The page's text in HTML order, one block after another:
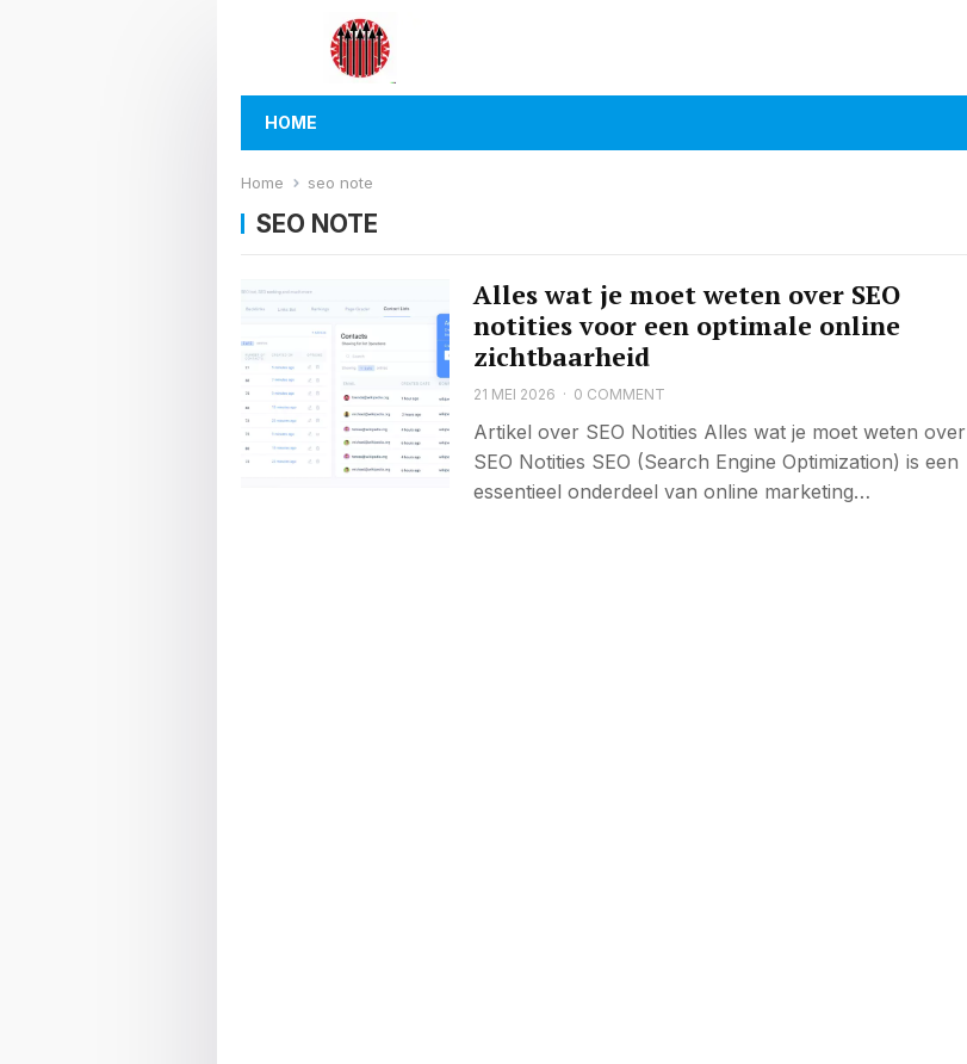
HOME
Home seo note
SEO NOTE
Alles wat je moet weten over SEO
notities voor een optimale online
zichtbaarheid
21 MEI 2026 · 0 COMMENT
Artikel over SEO Notities Alles wat je moet weten over
SEO Notities SEO (Search Engine Optimization) is een
essentieel onderdeel van online marketing…